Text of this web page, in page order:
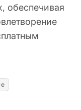
обеспечивая